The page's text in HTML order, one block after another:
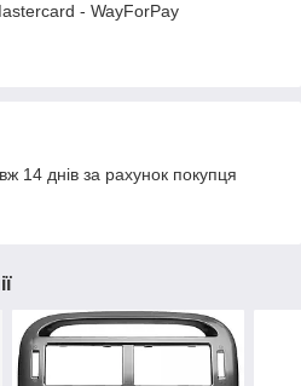
- WayForPay
14 днів за рахунок покупця